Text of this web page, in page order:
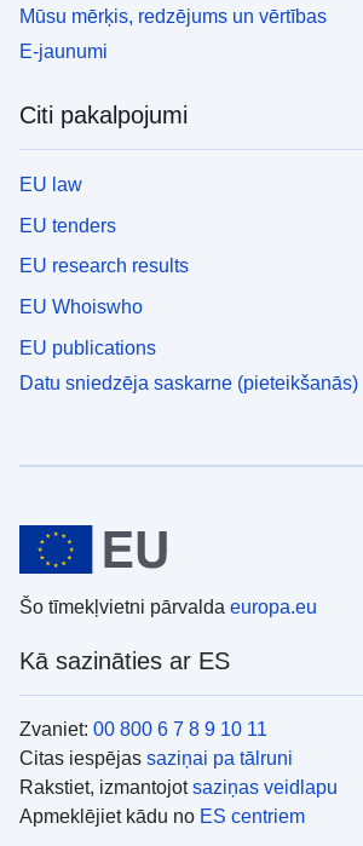
Mūsu mērķis, redzējums un vērtības
E-jaunumi
Citi pakalpojumi
EU law
EU tenders
EU research results
EU Whoiswho
EU publications
Datu sniedzēja saskarne (pieteikšanās)
Šo tīmekļvietni pārvalda europa.eu
Kā sazināties ar ES
Zvaniet: 00 800 6 7 8 9 10 11
Citas iespējas saziņai pa tālruni
Rakstiet, izmantojotsaziņas veidlapu
Apmeklējiet kādu no ES centriem